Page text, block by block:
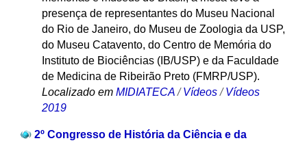
presença de representantes do Museu Nacional
do Rio de Janeiro, do Museu de Zoologia da USP,
do Museu Catavento, do Centro de Memória do
Instituto de Biociências (IB/USP) e da Faculdade
de Medicina de Ribeirão Preto (FMRP/USP).
Localizado em MIDIATECA /Vídeos /Vídeos
2019
2º Congresso de História da Ciência e da